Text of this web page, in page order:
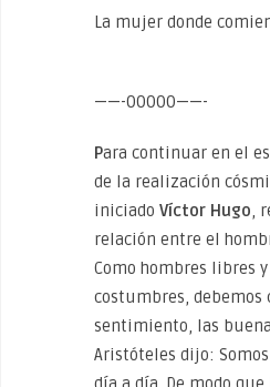
La mujer donde
——-00000——-
Para continuar en el
de la realización
iniciado Víctor Hugo,
relación entre el
Como hombres libres
costumbres,
sentimiento, las
Aristóteles dijo: